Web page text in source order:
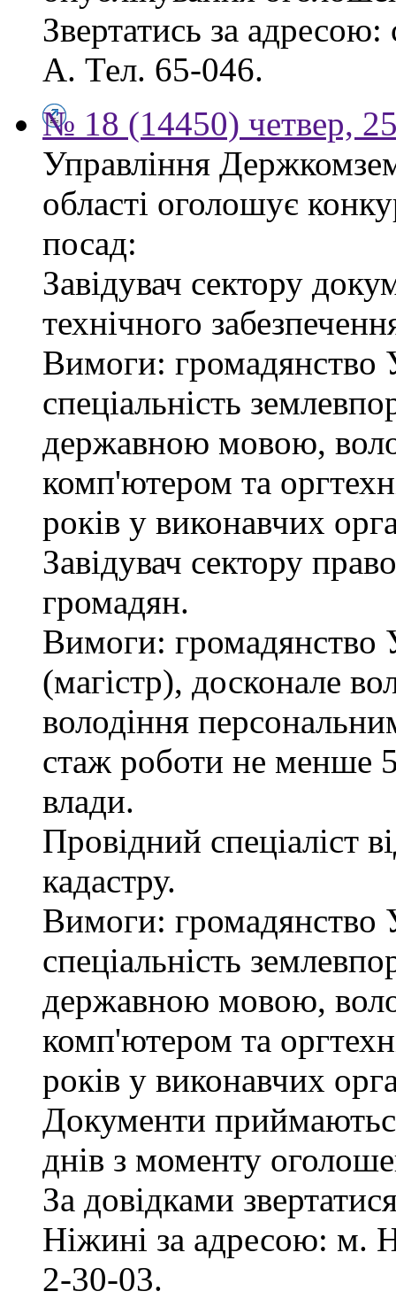
Звертатись за адресою:
А. Тел. 65-046.
№ 18 (14450) четвер,
Управління
області оголошує
посад:
Завідувач сектору
технічного
Вимоги: громадянство
спеціальність
державною мовою,
комп'ютером та
років у виконавчих
Завідувач сектору
громадян.
Вимоги: громадянство
(магістр), досконале
володіння
стаж роботи не менше
влади.
Провідний спеціаліст
кадастру.
Вимоги: громадянство
спеціальність
державною мовою,
комп'ютером та
років у виконавчих
Документи
днів з моменту
За довідками
Ніжині за адресою: м.
2-30-03.